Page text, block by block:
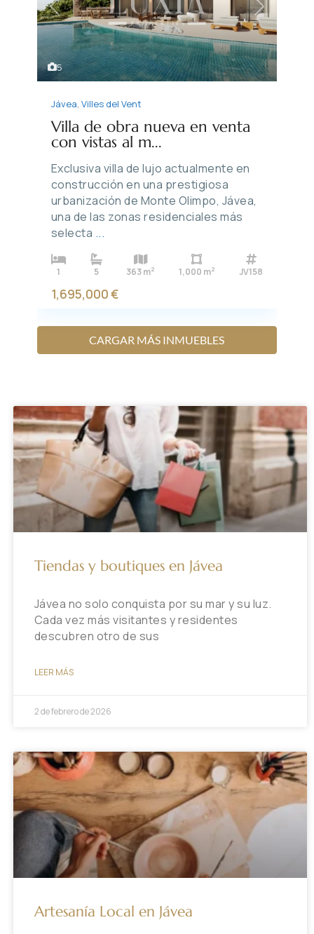
5
Previous Next
Jávea, Villes del Vent
Villa de obra nueva en venta
con vistas al m...
Exclusiva villa de lujo actualmente en
construcción en una prestigiosa
urbanización de Monte Olimpo, Jávea,
una de las zonas residenciales más
selecta ...
1 5 363 m2 1,000 m2 JV158
1,695,000 €
CARGAR MÁS INMUEBLES
Tiendas y boutiques en Jávea
Jávea no solo conquista por su mar y su luz.
Cada vez más visitantes y residentes
descubren otro de sus
LEER MÁS
2 de febrero de 2026
Artesanía Local en Jávea